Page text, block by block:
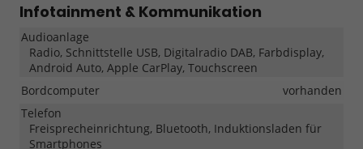
Infotainment & Kommunikation
Audioanlage
Radio, Schnittstelle USB, Digitalradio DAB, Farbdisplay,
Android Auto, Apple CarPlay, Touchscreen
Bordcomputer
vorhanden
Telefon
Freisprecheinrichtung, Bluetooth, Induktionsladen für
Smartphones